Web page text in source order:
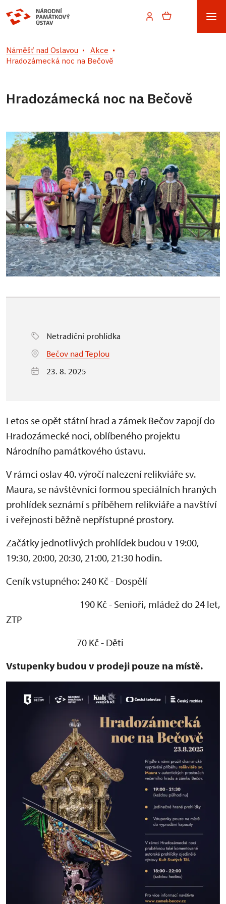
Náměšť nad Oslavou
Akce
Hradozámecká noc na Bečově
Hradozámecká noc na Bečově
Netradiční prohlídka
Bečov nad Teplou
23. 8. 2025
Letos se opět státní hrad a zámek Bečov zapojí do
Hradozámecké noci, oblíbeného projektu
Národního památkového ústavu.
V rámci oslav 40. výročí nalezení relikviáře sv.
Maura, se návštěvníci formou speciálních hraných
prohlídek seznámí s příběhem relikviáře a navštíví
i veřejnosti běžně nepřístupné prostory.
Začátky jednotlivých prohlídek budou v 19:00,
19:30, 20:00, 20:30, 21:00, 21:30 hodin.
Ceník vstupného: 240 Kč - Dospělí
190 Kč - Senioři, mládež do 24 let,
ZTP
70 Kč - Děti
Vstupenky budou v prodeji pouze na místě.